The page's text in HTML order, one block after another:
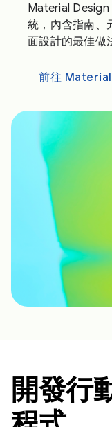
Material Design
統，內含指南、
面設計的最佳做
前往
開發行